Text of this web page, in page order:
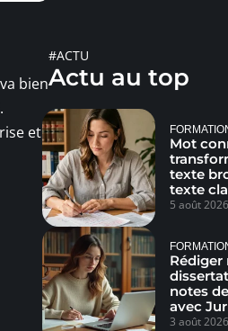
bien
et
#ACTU
Actu au top
Mot
texte
texte
5 août 2026
Rédiger
notes
avec
3 août 2026